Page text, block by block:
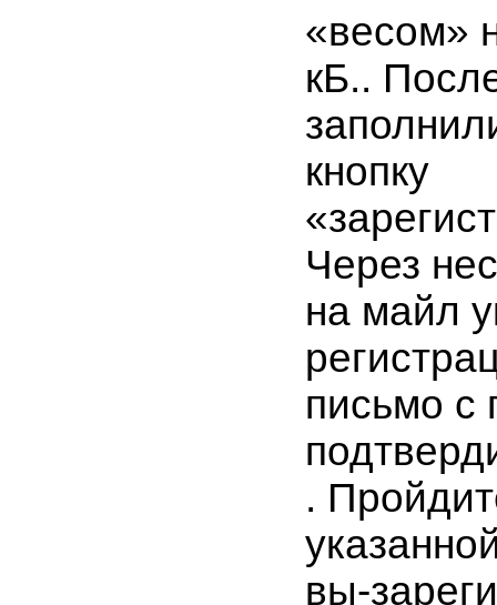
«весом»
кБ..
кнопку
Через
на майл
письмо с
.
вы-